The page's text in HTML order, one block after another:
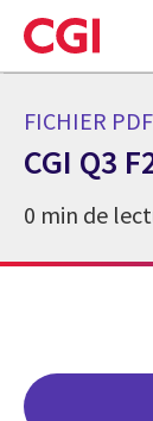
Skip
to
main
FICHIER PDF
CGI Q3
0 min de